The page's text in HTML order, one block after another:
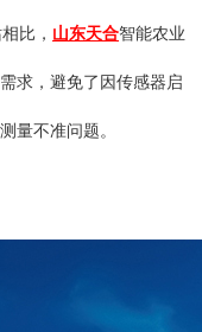
比， 山东天合智能农业
求，避免了因传感器启
量不准问题。